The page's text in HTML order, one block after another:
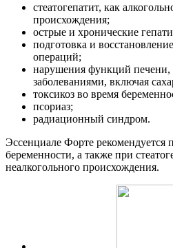
стеатогепатит, как
происхождения;
острые и хронические
подготовка и
операций;
нарушения функций
заболеваниями, включая
токсикоз во время
псориаз;
радиационный синдром.
Эссенциале Форте рекомендуется
беременности, а также при
неалкогольного происхождения.